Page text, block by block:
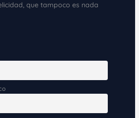
que tampoco es nada